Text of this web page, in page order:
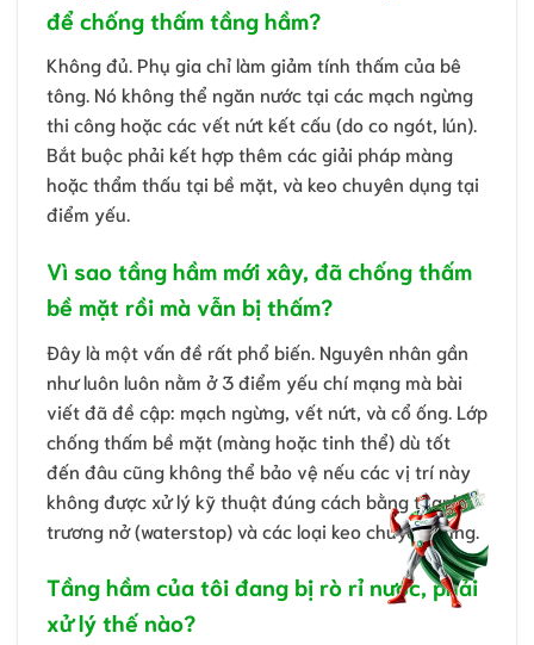
để chống thấm tầng hầm?
Không đủ. Phụ gia chỉ làm giảm tính thấm của bê
tông. Nó không thể ngăn nước tại các mạch ngừng
thi công hoặc các vết nứt kết cấu (do co ngót, lún).
Bắt buộc phải kết hợp thêm các giải pháp màng
hoặc thẩm thấu tại bề mặt, và keo chuyên dụng tại
điểm yếu.
Vì sao tầng hầm mới xây, đã chống thấm
bề mặt rồi mà vẫn bị thấm?
Đây là một vấn đề rất phổ biến. Nguyên nhân gần
như luôn luôn nằm ở 3 điểm yếu chí mạng mà bài
viết đã đề cập: mạch ngừng, vết nứt, và cổ ống. Lớp
chống thấm bề mặt (màng hoặc tinh thể) dù tốt
đến đâu cũng không thể bảo vệ nếu các vị trí này
không được xử lý kỹ thuật đúng cách bằng thanh
trương nở (waterstop) và các loại keo chuyên dụng.
Tầng hầm của tôi đang bị rò rỉ nước, phải
xử lý thế nào?